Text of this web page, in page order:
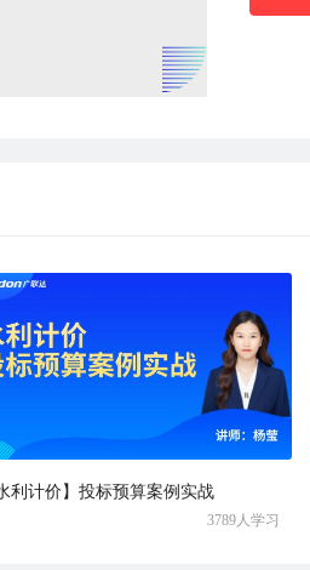
利计价】投标预算案例实战
3789人学习